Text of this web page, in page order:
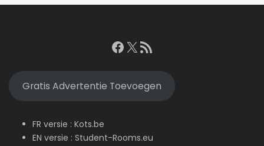
Facebook
X RSS feed
Gratis Advertentie Toevoegen
FR versie : Kots.be
EN versie : Student-Rooms.eu